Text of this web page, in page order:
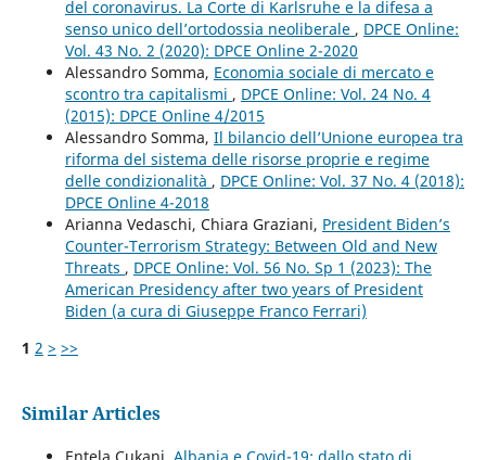
del coronavirus. La Corte di Karlsruhe e la difesa a
senso unico dell’ortodossia neoliberale , DPCE Online:
Vol. 43 No. 2 (2020): DPCE Online 2-2020
Alessandro Somma, Economia sociale di mercato e
scontro tra capitalismi , DPCE Online: Vol. 24 No. 4
(2015): DPCE Online 4/2015
Alessandro Somma, Il bilancio dell’Unione europea tra
riforma del sistema delle risorse proprie e regime
delle condizionalità , DPCE Online: Vol. 37 No. 4 (2018):
DPCE Online 4-2018
Arianna Vedaschi, Chiara Graziani, President Biden’s
Counter-Terrorism Strategy: Between Old and New
Threats , DPCE Online: Vol. 56 No. Sp 1 (2023): The
American Presidency after two years of President
Biden (a cura di Giuseppe Franco Ferrari)
1 2 > >>
Similar Articles